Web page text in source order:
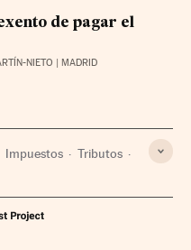
de pagar el
NIETO | MADRID
Impuestos Tributos